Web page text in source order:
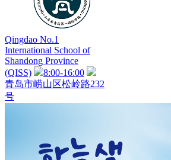
Qingdao No.1
International School of
Shandong Province
(QISS)
8:00-16:00
青岛市崂山区松岭路232
号